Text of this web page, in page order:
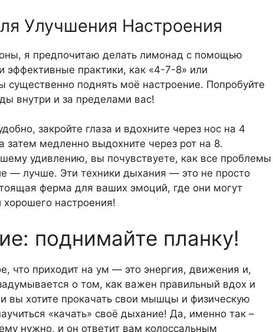
Улучшения Настроения
я предпочитаю делать лимонад с помощью
эффективные практики, как «4-7-8» или
существенно поднять моё настроение. Попробуйте
внутри и за пределами вас!
закройте глаза и вдохните через нос на 4
затем медленно выдохните через рот на 8.
удивлению, вы почувствуете, как все проблемы
— лучше. Эти техники дыхания — это не просто
ферма для ваших эмоций, где они могут
настроения!
поднимайте планку!
что приходит на ум — это энергия, движения и,
о том, как важен правильный вдох и
вы хотите прокачать свои мышцы и физическую
«качать» своё дыхание! Да, именно так –
нужно, и он ответит вам колоссальным